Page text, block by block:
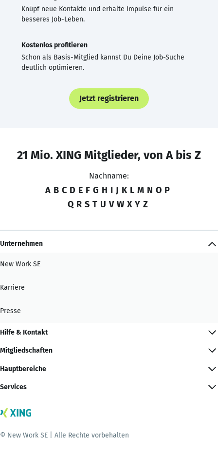
Knüpf neue Kontakte und erhalte Impulse für ein
besseres Job-Leben.
Kostenlos profitieren
Schon als Basis-Mitglied kannst Du Deine Job-Suche
deutlich optimieren.
Jetzt registrieren
21 Mio. XING Mitglieder, von A bis Z
Nachname:
A B C D E F G H I J K L M N O P
Q R S T U V W X Y Z
Unternehmen
New Work SE
Karriere
Presse
Hilfe & Kontakt
Mitgliedschaften
Hauptbereiche
Services
© New Work SE | Alle Rechte vorbehalten